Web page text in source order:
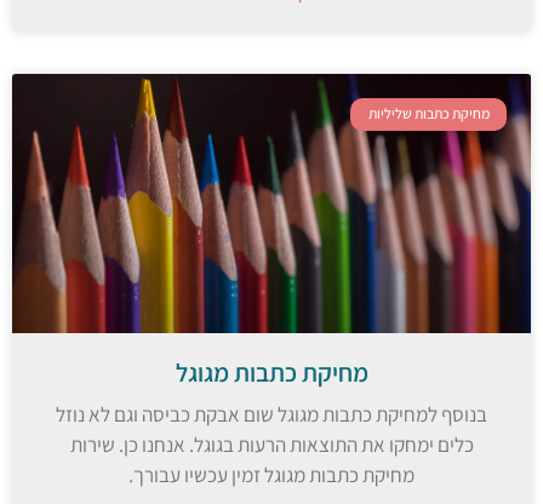
מחיקת כתבות שליליות
מחיקת כתבות מגוגל
בנוסף למחיקת כתבות מגוגל שום אבקת כביסה וגם לא נוזל
כלים ימחקו את התוצאות הרעות בגוגל. אנחנו כן. שירות
מחיקת כתבות מגוגל זמין עכשיו עבורך.